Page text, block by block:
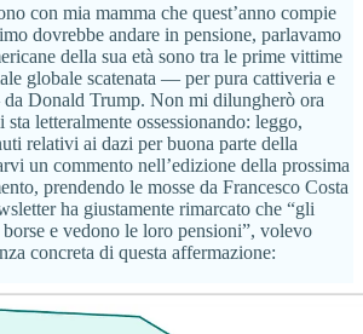
con mia mamma che quest’anno compie
dovrebbe andare in pensione, parlavamo
della sua età sono tra le prime vittime
globale scatenata — per pura cattiveria e
Donald Trump. Non mi dilungherò ora
sta letteralmente ossessionando: leggo,
relativi ai dazi per buona parte della
un commento nell’edizione della prossima
prendendo le mosse da Francesco Costa
ha giustamente rimarcato che “gli
e vedono le loro pensioni”, volevo
concreta di questa affermazione: